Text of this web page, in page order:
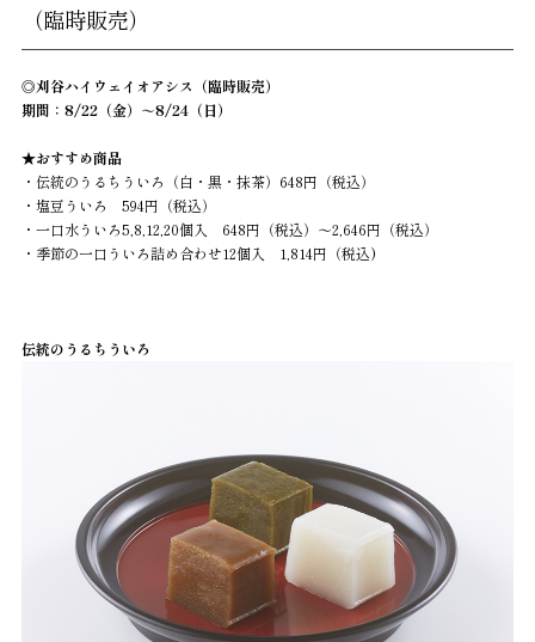
（臨時販売）
◎刈谷ハイウェイオアシス（臨時販売）
期間：8/22（金）～8/24（日）
★おすすめ商品
・伝統のうるちういろ（白・黒・抹茶）648円（税込）
・塩豆ういろ 594円（税込）
・一口水ういろ5,8,12,20個入 648円（税込）～2,646円（税込）
・季節の一口ういろ詰め合わせ12個入 1,814円（税込）
伝統のうるちういろ